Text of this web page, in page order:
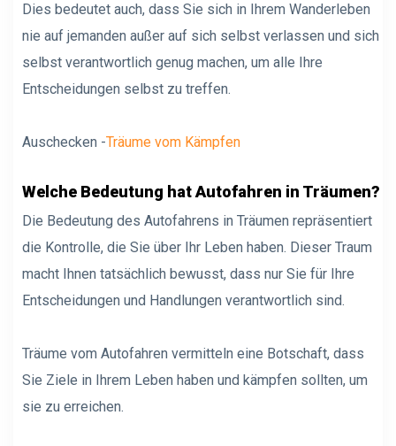
Dies bedeutet auch, dass Sie sich in Ihrem Wanderleben
nie auf jemanden außer auf sich selbst verlassen und sich
selbst verantwortlich genug machen, um alle Ihre
Entscheidungen selbst zu treffen.
Auschecken -Träume vom Kämpfen
Welche Bedeutung hat Autofahren in Träumen?
Die Bedeutung des Autofahrens in Träumen repräsentiert
die Kontrolle, die Sie über Ihr Leben haben. Dieser Traum
macht Ihnen tatsächlich bewusst, dass nur Sie für Ihre
Entscheidungen und Handlungen verantwortlich sind.
Träume vom Autofahren vermitteln eine Botschaft, dass
Sie Ziele in Ihrem Leben haben und kämpfen sollten, um
sie zu erreichen.